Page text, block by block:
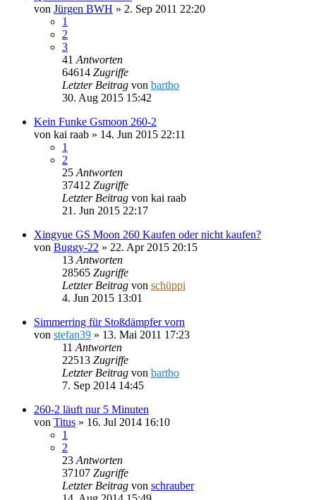
von Jürgen BWH » 2. Sep 2011 22:20
1
2
3
41 Antworten
64614 Zugriffe
Letzter Beitrag von bartho
30. Aug 2015 15:42
Kein Funke Gsmoon 260-2
von kai raab » 14. Jun 2015 22:11
1
2
25 Antworten
37412 Zugriffe
Letzter Beitrag von kai raab
21. Jun 2015 22:17
Xingyue GS Moon 260 Kaufen oder nicht kaufen?
von Buggy-22 » 22. Apr 2015 20:15
13 Antworten
28565 Zugriffe
Letzter Beitrag von schüppi
4. Jun 2015 13:01
Simmerring für Stoßdämpfer vorn
von stefan39 » 13. Mai 2011 17:23
11 Antworten
22513 Zugriffe
Letzter Beitrag von bartho
7. Sep 2014 14:45
260-2 läuft nur 5 Minuten
von Titus » 16. Jul 2014 16:10
1
2
23 Antworten
37107 Zugriffe
Letzter Beitrag von schrauber